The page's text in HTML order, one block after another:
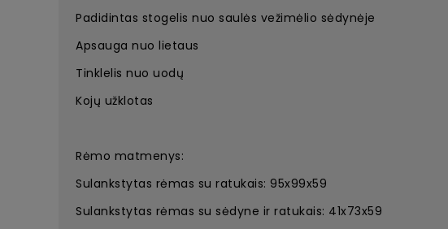
Padidintas stogelis nuo saulės vežimėlio sėdynėje
Apsauga nuo lietaus
Tinklelis nuo uodų
Kojų užklotas
Rėmo matmenys:
Sulankstytas rėmas su ratukais: 95x99x59
Sulankstytas rėmas su sėdyne ir ratukais: 41x73x59